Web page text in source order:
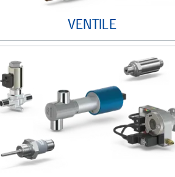
VENTILE